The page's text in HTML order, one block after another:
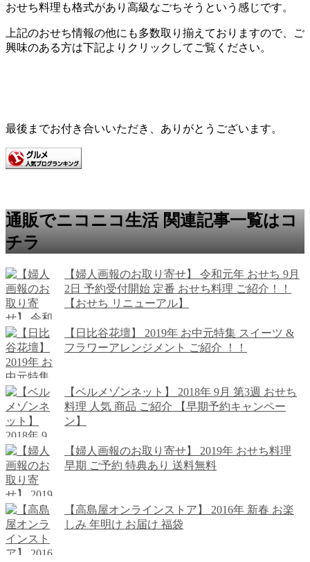
おせち料理も格式があり高級なごちそうという感じです。
上記のおせち情報の他にも多数取り揃えておりますので、ご
興味のある方は下記よりクリックしてご覧ください。
最後までお付き合いいただき、ありがとうございます。
通販でニコニコ生活 関連記事一覧はコ
チラ
【婦人画報のお取り寄せ】 令和元年 おせち 9月
2日 予約受付開始 定番 おせち料理 ご紹介！！
【おせち リニューアル】
【日比谷花壇】 2019年 お中元特集 スイーツ &
フラワーアレンジメント ご紹介 ！！
【ベルメゾンネット】 2018年 9月 第3週 おせち
料理 人気 商品 ご紹介 【早期予約キャンペー
ン】
【婦人画報のお取り寄せ】 2019年 おせち料理
早期 ご予約 特典あり 送料無料
【高島屋オンラインストア】 2016年 新春 お楽
しみ 年明け お届け 福袋